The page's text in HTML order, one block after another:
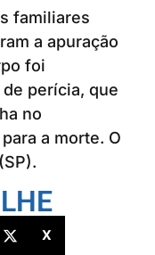
familiares
a apuração
foi
perícia, que
no
a morte. O
X